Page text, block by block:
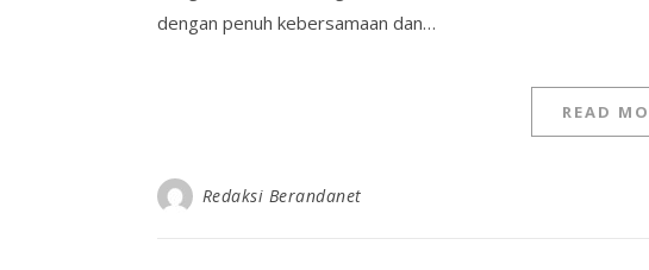
dengan penuh kebersamaan dan…
READ
Redaksi Berandanet